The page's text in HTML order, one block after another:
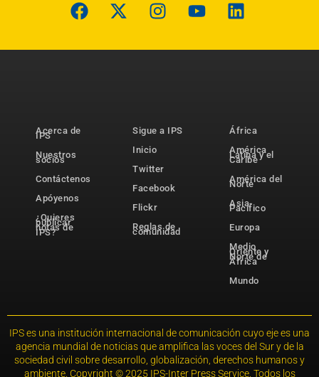
Acerca de
IPS
Nuestros
socios
Contáctenos
Apóyenos
¿Quieres
publicar
notas de
IPS?
Sigue a IPS
Inicio
Twitter
Facebook
Flickr
Reglas de
comunidad
África
América
Latina y el
Caribe
América del
Norte
Asia-
Pacífico
Europa
Medio
Oriente y
Norte de
África
Mundo
IPS es una institución internacional de comunicación cuyo eje es una
agencia mundial de noticias que amplifica las voces del Sur y de la
sociedad civil sobre desarrollo, globalización, derechos humanos y
ambiente. Copyright © 2025 IPS-Inter Press Service. Todos los